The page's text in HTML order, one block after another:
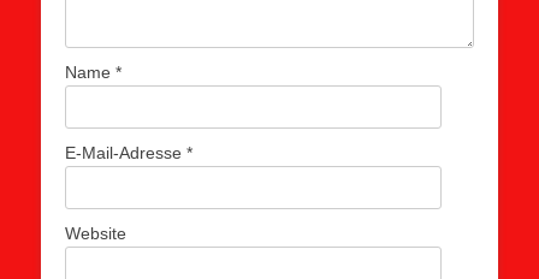
Name *
E-Mail-Adresse *
Website